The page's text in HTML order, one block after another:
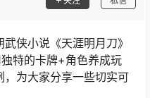
侠小说《天涯明月刀》
特的卡牌+角色养成玩
，为大家分享一些切实可